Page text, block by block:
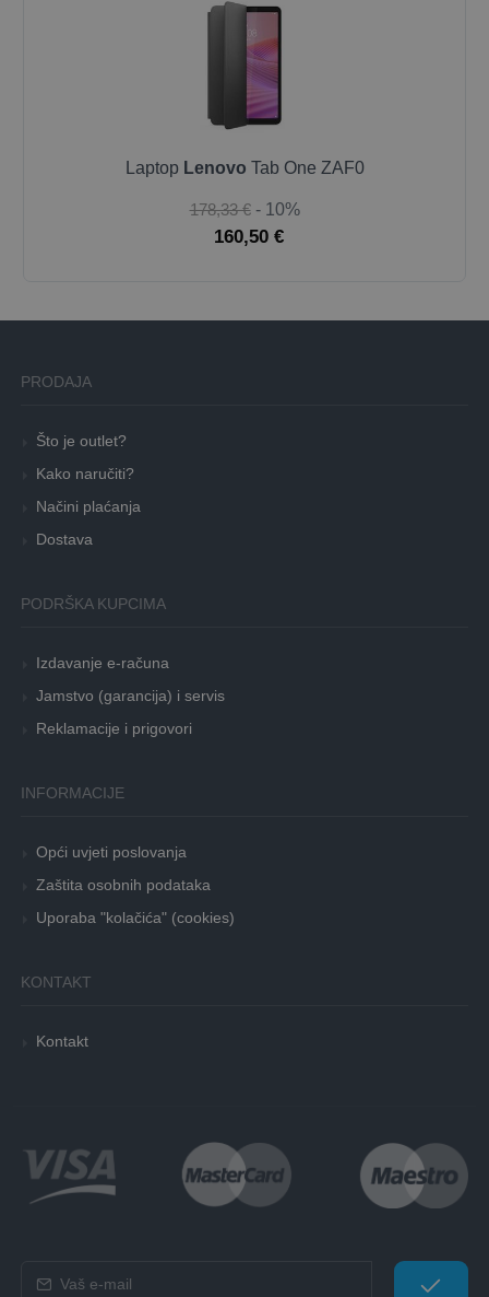
Laptop Lenovo Tab One ZAF0
178,33 € - 10%
160,50 €
PRODAJA
Što je outlet?
Kako naručiti?
Načini plaćanja
Dostava
PODRŠKA KUPCIMA
Izdavanje e-računa
Jamstvo (garancija) i servis
Reklamacije i prigovori
INFORMACIJE
Opći uvjeti poslovanja
Zaštita osobnih podataka
Uporaba "kolačića" (cookies)
KONTAKT
Kontakt